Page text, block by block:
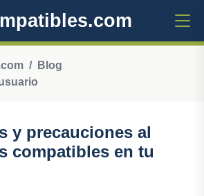
Blog
y precauciones al
compatibles en tu